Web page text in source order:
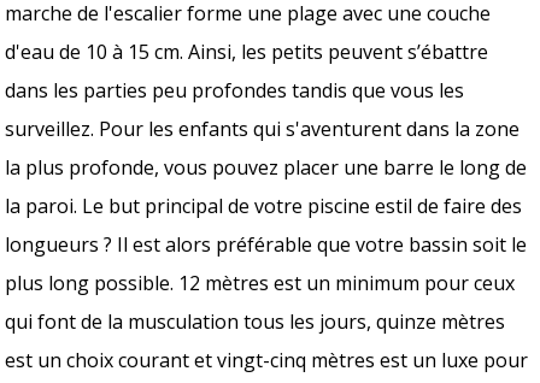
marche de l'escalier forme une plage avec une couche
d'eau de 10 à 15 cm. Ainsi, les petits peuvent s’ébattre
dans les parties peu profondes tandis que vous les
surveillez. Pour les enfants qui s'aventurent dans la zone
la plus profonde, vous pouvez placer une barre le long de
la paroi. Le but principal de votre piscine estil de faire des
longueurs ? Il est alors préférable que votre bassin soit le
plus long possible. 12 mètres est un minimum pour ceux
qui font de la musculation tous les jours, quinze mètres
est un choix courant et vingt-cinq mètres est un luxe pour